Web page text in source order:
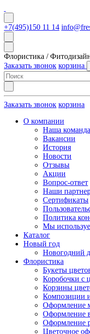
+7(495)150 11 14
Флористика /
Заказать звонок корзина
Заказать звонок корзина
О компании
Наша команда
Вакансии
История
Новости
Отзывы
Акции
Вопрос-ответ
Наши
Сертификаты
Политика
Мы
Каталог
Новый год
Новогодний
Флористика
Букеты
Коробочки с
Корзины
Композиции
Оформление
Оформление
Оформление
Цветочное